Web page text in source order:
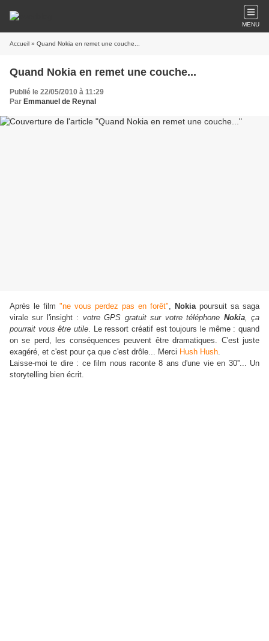
MENU
Accueil » Quand Nokia en remet une couche...
Quand Nokia en remet une couche...
Publié le 22/05/2010 à 11:29
Par Emmanuel de Reynal
Après le film "ne vous perdez pas en forêt", Nokiapoursuit sa saga
virale sur l'insight : votre GPS gratuit sur votre téléphone Nokia, ça
pourrait vous être utile. Le ressort créatif est toujours le même : quand
on se perd, les conséquences peuvent être dramatiques. C'est juste
exagéré, et c'est pour ça que c'est drôle... Merci Hush Hush.
Laisse-moi te dire : ce film nous raconte 8 ans d'une vie en 30''... Un
storytelling bien écrit.